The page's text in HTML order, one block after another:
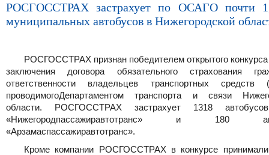
РОСГОССТРАХ застрахует по ОСАГО почти
муниципальных автобусов в Нижегородской
РОСГОССТРАХ признан победителем открытого конкурса
заключения договора обязательного страхования
ответственности владельцев транспортных средств
проводимогоДепартаментом транспорта и связи
области. РОСГОССТРАХ застрахует 1318
«Нижегородпассажиравтотранс» и 180
«Арзамаспассажиравтотранс».
Кроме компании РОСГОССТРАХ в конкурсе принимали